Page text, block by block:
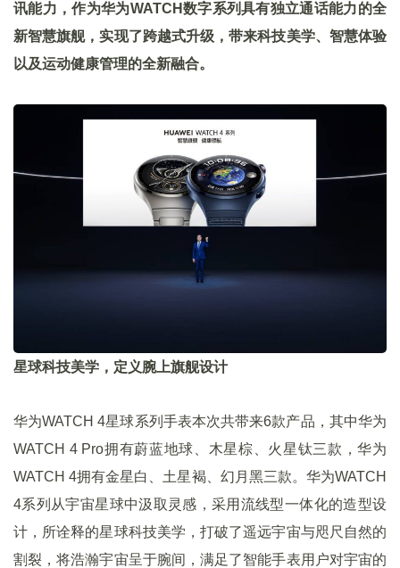
讯能力，作为华为WATCH数字系列具有独立通话能力的全
新智慧旗舰，实现了跨越式升级，带来科技美学、智慧体验
以及运动健康管理的全新融合。
星球科技美学，定义腕上旗舰设计
华为WATCH 4星球系列手表本次共带来6款产品，其中华为
WATCH 4 Pro拥有蔚蓝地球、木星棕、火星钛三款，华为
WATCH 4拥有金星白、土星褐、幻月黑三款。华为WATCH
4系列从宇宙星球中汲取灵感，采用流线型一体化的造型设
计，所诠释的星球科技美学，打破了遥远宇宙与咫尺自然的
割裂，将浩瀚宇宙呈于腕间，满足了智能手表用户对宇宙的